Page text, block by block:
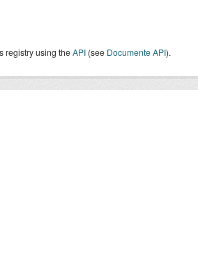
registry using theAPI (see Documente API).